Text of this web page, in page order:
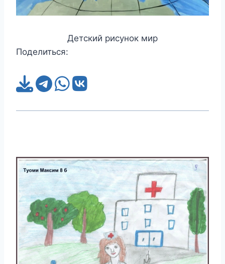
Детский рисунок мир
Поделиться: